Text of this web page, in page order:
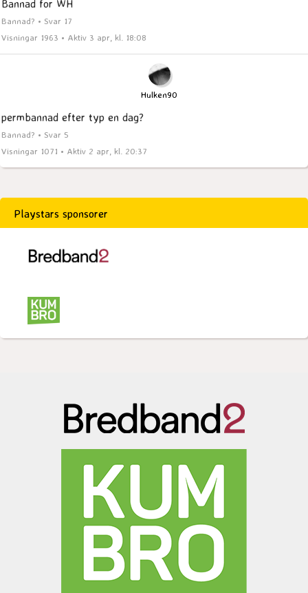
Bannad for WH
Bannad? • Svar 17
Visningar 1963 • Aktiv 3 apr, kl. 18:08
Hulken90
permbannad efter typ en dag?
Bannad? • Svar 5
Visningar 1071 • Aktiv 2 apr, kl. 20:37
Playstars sponsorer